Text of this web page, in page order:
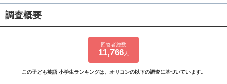
調査概要
回答者総数
11,766 人
この子ども英語 小学生ランキングは、オリコンの以下の調査に基づいています。